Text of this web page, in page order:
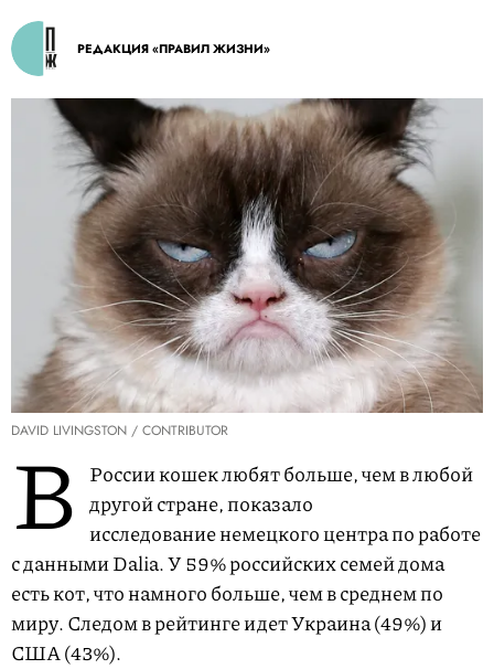
РЕДАКЦИЯ «ПРАВИЛ ЖИЗНИ»
DAVID LIVINGSTON / CONTRIBUTOR
В
России кошек любят больше, чем в любой
другой стране, показало
исследование немецкого центра по работе
с данными Dalia. У 59% российских семей дома
есть кот, что намного больше, чем в среднем по
миру. Следом в рейтинге идет Украина (49%) и
США (43%).